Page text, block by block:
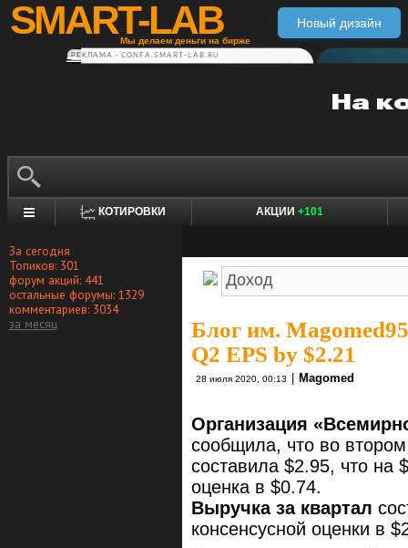
SMART-LAB
Мы делаем деньги на бирже
Новый дизайн
РЕКЛАМА • CONFA.SMART-LAB.RU
КОТИРОВКИ АКЦИИ +101
За сегодня
Топиков: 301
форум акций: 441
остальные форумы: 1329
комментариев: 3034
за месяц
Блог им. Magomed95
Q2 EPS by $2.21
28 июля 2020, 00:13 Magomed
Организация
сообщила, что во
составила $2.95, что на
оценка в $0.74.
Выручка за квартал
консенсусной оценки в